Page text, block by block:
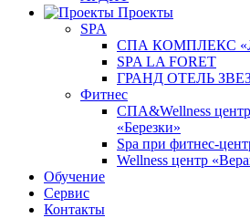
Проекты
SPA
СПА КОМПЛЕКС
SPA LA FORET
ГРАНД ОТЕЛЬ
Фитнес
СПА&Wellness
«Березки»
Spa при фитнес-
Wellness центр
Обучение
Сервис
Контакты